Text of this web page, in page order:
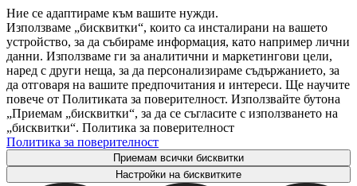
Ние се адаптираме към вашите нужди.
Използваме „бисквитки“, които са инсталирани на вашето
устройство, за да събираме информация, като например лични
данни. Използваме ги за аналитични и маркетингови цели,
наред с други неща, за да персонализираме съдържанието, за
да отговаря на вашите предпочитания и интереси. Ще научите
повече от Политиката за поверителност. Използвайте бутона
„Приемам „бисквитки“, за да се съгласите с използването на
„бисквитки“. Политика за поверителност
Политика за поверителност
Приемам всички бисквитки
Настройки на бисквитките